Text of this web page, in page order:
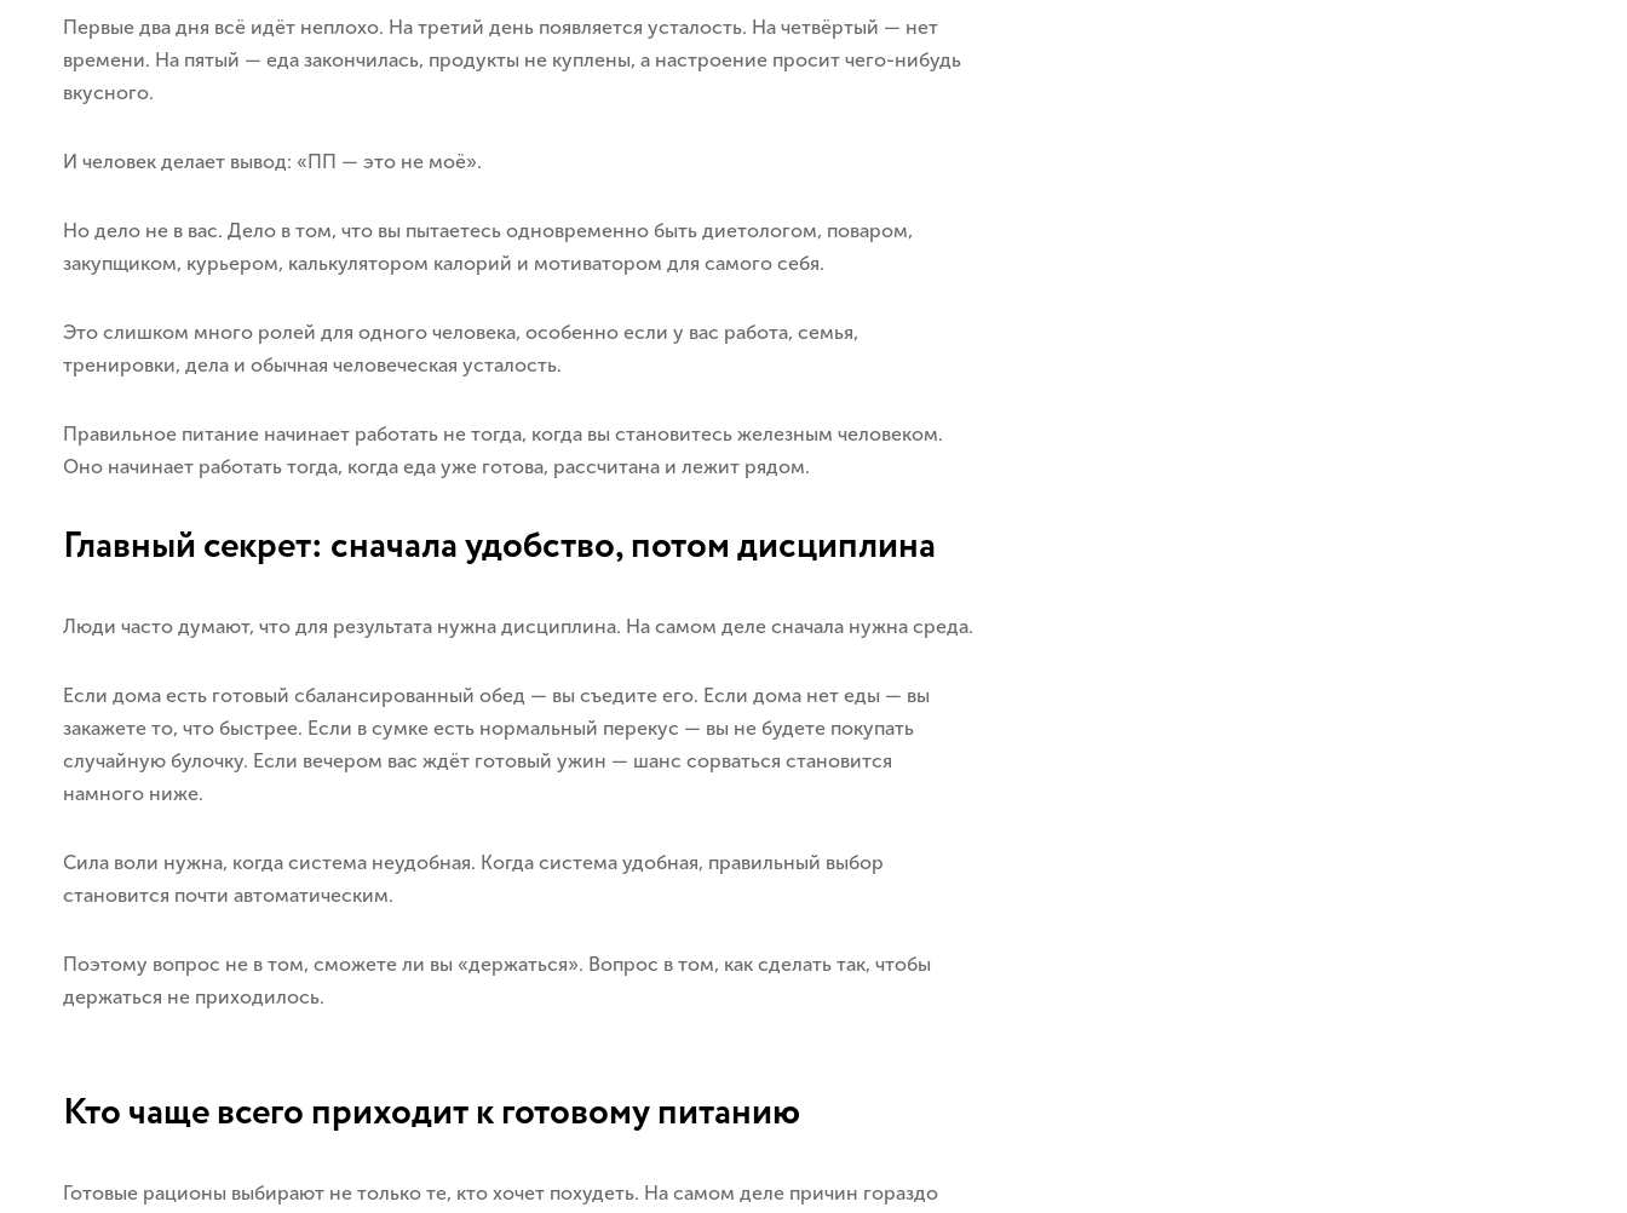
Первые два дня всё идёт неплохо. На третий день появляется усталость. На четвёртый — нет
времени. На пятый — еда закончилась, продукты не куплены, а настроение просит чего-нибудь
вкусного.
И человек делает вывод: «ПП — это не моё».
Но дело не в вас. Дело в том, что вы пытаетесь одновременно быть диетологом, поваром,
закупщиком, курьером, калькулятором калорий и мотиватором для самого себя.
Это слишком много ролей для одного человека, особенно если у вас работа, семья,
тренировки, дела и обычная человеческая усталость.
Правильное питание начинает работать не тогда, когда вы становитесь железным человеком.
Оно начинает работать тогда, когда еда уже готова, рассчитана и лежит рядом.
Главный секрет: сначала удобство, потом дисциплина
Люди часто думают, что для результата нужна дисциплина. На самом деле сначала нужна среда.
Если дома есть готовый сбалансированный обед — вы съедите его. Если дома нет еды — вы
закажете то, что быстрее. Если в сумке есть нормальный перекус — вы не будете покупать
случайную булочку. Если вечером вас ждёт готовый ужин — шанс сорваться становится
намного ниже.
Сила воли нужна, когда система неудобная. Когда система удобная, правильный выбор
становится почти автоматическим.
Поэтому вопрос не в том, сможете ли вы «держаться». Вопрос в том, как сделать так, чтобы
держаться не приходилось.
Кто чаще всего приходит к готовому питанию
Готовые рационы выбирают не только те, кто хочет похудеть. На самом деле причин гораздо